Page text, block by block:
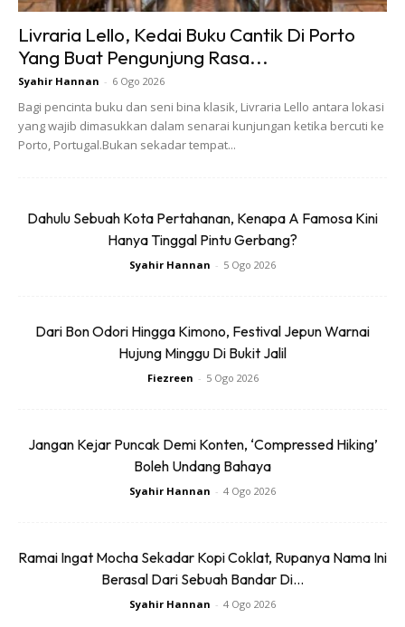
Bendang view Bukit Keteri
Livraria Lello, Kedai Buku Cantik Di Porto
Yang Buat Pengunjung Rasa...
Syahir Hannan - 6 Ogo 2026
Bagi pencinta buku dan seni bina klasik, Livraria Lello antara lokasi
yang wajib dimasukkan dalam senarai kunjungan ketika bercuti ke
Porto, Portugal.Bukan sekadar tempat...
Dahulu Sebuah Kota Pertahanan, Kenapa A Famosa Kini
Hanya Tinggal Pintu Gerbang?
Syahir Hannan - 5 Ogo 2026
Dari Bon Odori Hingga Kimono, Festival Jepun Warnai
Hujung Minggu Di Bukit Jalil
Fiezreen - 5 Ogo 2026
Jangan Kejar Puncak Demi Konten, ‘Compressed Hiking’
Boleh Undang Bahaya
Syahir Hannan - 4 Ogo 2026
Ramai Ingat Mocha Sekadar Kopi Coklat, Rupanya Nama Ini
Berasal Dari Sebuah Bandar Di...
Syahir Hannan - 4 Ogo 2026